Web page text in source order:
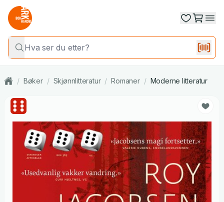
/ Bøker / Skjønnlitteratur / Romaner / Moderne litteratur